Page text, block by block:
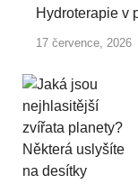
Hydroterapie v
17 července, 2026